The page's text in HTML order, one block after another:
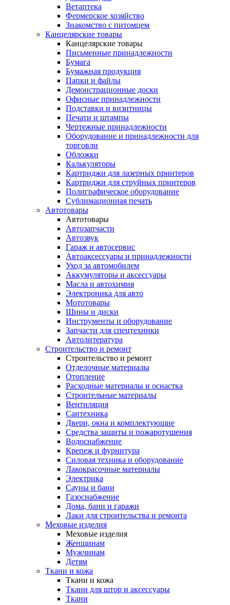
Ветаптека
Фермерское хозяйство
Знакомство с питомцем
Канцелярские товары
Канцелярские товары
Письменные принадлежности
Бумага
Бумажная продукция
Папки и файлы
Демонстрационные доски
Офисные принадлежности
Подставки и визитницы
Печати и штампы
Чертежные принадлежности
Оборудование и принадлежности для
торговли
Обложки
Калькуляторы
Картриджи для лазерных принтеров
Картриджи для струйных принтеров
Полиграфическое оборудование
Сублимационная печать
Автотовары
Автотовары
Автозапчасти
Автозвук
Гараж и автосервис
Автоаксессуары и принадлежности
Уход за автомобилем
Аккумуляторы и аксессуары
Масла и автохимия
Электроника для авто
Мототовары
Шины и диски
Инструменты и оборудование
Запчасти для спецтехники
Автолитература
Строительство и ремонт
Строительство и ремонт
Отделочные материалы
Отопление
Расходные материалы и оснастка
Строительные материалы
Вентиляция
Сантехника
Двери, окна и комплектующие
Средства защиты и пожаротушения
Водоснабжение
Крепеж и фурнитура
Силовая техника и оборудование
Лакокрасочные материалы
Электрика
Сауны и бани
Газоснабжение
Дома, бани и гаражи
Лаки для строительства и ремонта
Меховые изделия
Меховые изделия
Женщинам
Мужчинам
Детям
Ткани и кожа
Ткани и кожа
Ткани для штор и аксессуары
Ткани